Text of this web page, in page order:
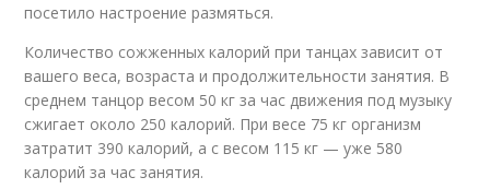
посетило настроение размяться.
Количество сожженных калорий при танцах зависит от
вашего веса, возраста и продолжительности занятия. В
среднем танцор весом 50 кг за час движения под музыку
сжигает около 250 калорий. При весе 75 кг организм
затратит 390 калорий, а с весом 115 кг — уже 580
калорий за час занятия.